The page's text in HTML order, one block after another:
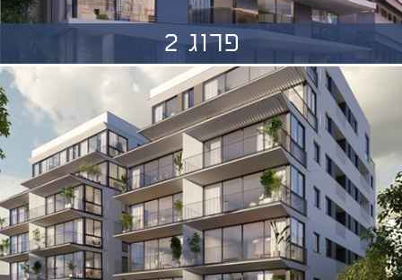
פרוג 2